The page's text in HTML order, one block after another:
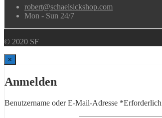
robert@schaelsickshop.com
Mon - Sun 24/7
© 2020 SF
×
Anmelden
Benutzername oder E-Mail-Adresse *Erforderlich